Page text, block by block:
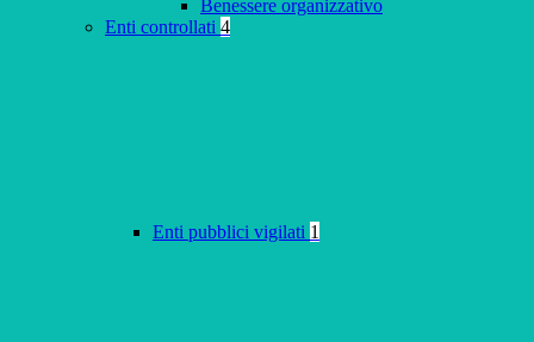
Benessere organizzativo
Enti controllati 4
Enti pubblici vigilati 1